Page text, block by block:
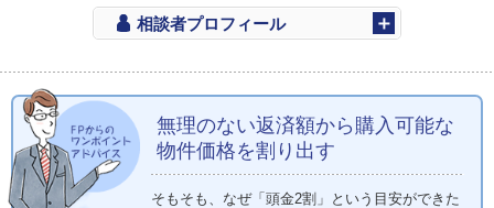
相談者プロフィール
無理のない返済額から購入可能な
物件価格を割り出す
そもそも、なぜ「頭金2割」という目安ができた